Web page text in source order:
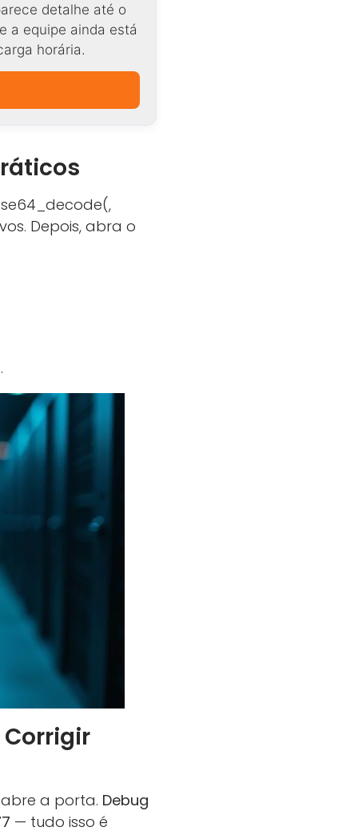
detalhe até o
a equipe ainda está
horária.
Depois, abra o
Corrigir
a porta. Debug
— tudo isso é